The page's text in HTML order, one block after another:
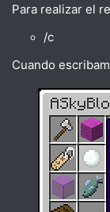
Para realizar el
/c
Cuando